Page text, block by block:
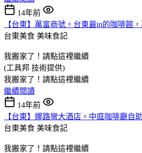
14年前
【台東】萬富商號。台東最in的咖啡館
台東美食 美味食記
我搬家了！請點這裡繼續
(工具邦 技術提供)
我搬家了！請點這裡繼續
繼續閱讀
14年前
【台東】娜路彎大酒店。中庭咖啡廳自
台東美食 美味食記
我搬家了！請點這裡繼續